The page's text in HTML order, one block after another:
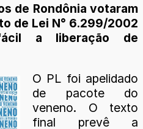
de Rondônia votaram
de Lei N° 6.299/2002
a liberação de
O PL foi apelidado
de pacote do
veneno. O texto
final prevê a